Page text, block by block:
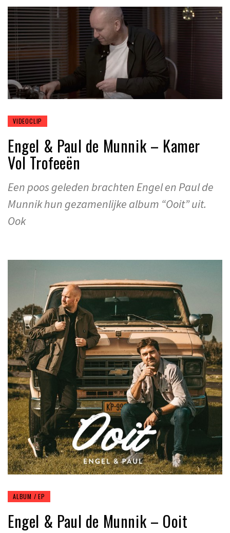
VIDEOCLIP
Engel & Paul de Munnik – Kamer
Vol Trofeeën
Een poos geleden brachten Engel en Paul de
Munnik hun gezamenlijke album “Ooit” uit.
Ook
ALBUM / EP
Engel & Paul de Munnik – Ooit